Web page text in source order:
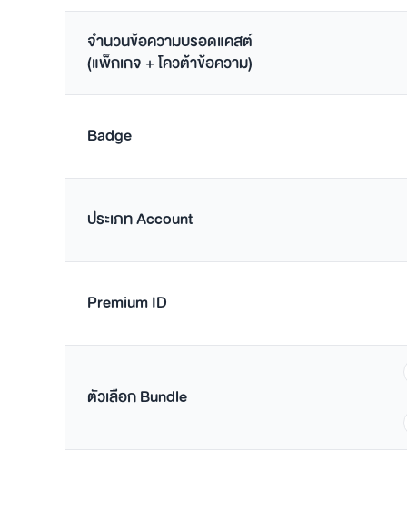
จำนวนข้อความบรอดแคสต์
(แพ็กเกจ + โควต้าข้อความ)
Badge
ประเภท Account
Premium ID
ตัวเลือก Bundle